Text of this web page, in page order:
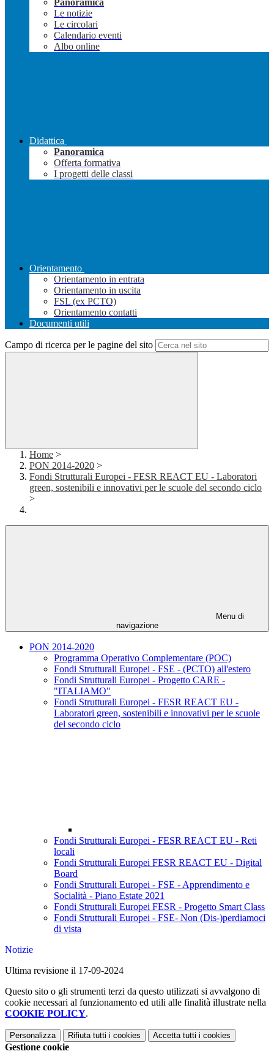
Panoramica
Le notizie
Le circolari
Calendario eventi
Albo online
Didattica
Panoramica
Offerta formativa
I progetti delle classi
Orientamento
Orientamento in entrata
Orientamento in uscita
FSL (ex PCTO)
Orientamento contatti
Documenti utili
Campo di ricerca per le pagine del sito
Home >
PON 2014-2020 >
Fondi Strutturali Europei - FESR REACT EU - Laboratori
green, sostenibili e innovativi per le scuole del secondo ciclo
>
Menu di
navigazione
PON 2014-2020
Programma Operativo Complementare (POC)
Fondi Strutturali Europei - FSE - (PCTO) all'estero
Fondi Strutturali Europei - Progetto CARE -
"ITALIAMO"
Fondi Strutturali Europei - FESR REACT EU -
Laboratori green, sostenibili e innovativi per le scuole
del secondo ciclo
Fondi Strutturali Europei - FESR REACT EU - Reti
locali
Fondi Strutturali Europei FESR REACT EU - Digital
Board
Fondi Strutturali Europei - FSE - Apprendimento e
Socialità - Piano Estate 2021
Fondi Strutturali Europei FESR - Progetto Smart Class
Fondi Strutturali Europei - FSE- Non (Dis-)perdiamoci
di vista
Notizie
Ultima revisione il 17-09-2024
Questo sito o gli strumenti terzi da questo utilizzati si avvalgono di
cookie necessari al funzionamento ed utili alle finalità illustrate nella
COOKIE POLICY.
Personalizza Rifiuta tutti i cookies Accetta tutti i cookies
Gestione cookie